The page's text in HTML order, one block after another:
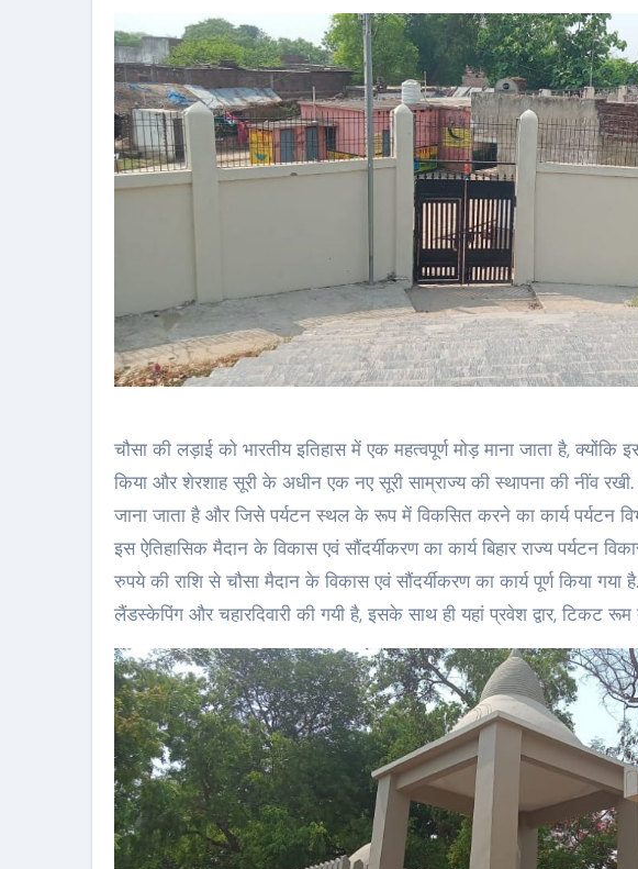
चौसा की लड़ाई को भारतीय इतिहास में एक महत्वपूर्ण मोड़ माना जाता है,
किया और शेरशाह सूरी के अधीन एक नए सूरी साम्राज्य की स्थापना की नींव
जाना जाता है और जिसे पर्यटन स्थल के रूप में विकसित करने का कार्य पर्यटन
इस ऐतिहासिक मैदान के विकास एवं सौंदर्यीकरण का कार्य बिहार राज्य पर्यटन
रुपये की राशि से चौसा मैदान के विकास एवं सौंदर्यीकरण का कार्य पूर्ण किया
लैंडस्केपिंग और चहारदिवारी की गयी है, इसके साथ ही यहां प्रवेश द्वार, टिकट रूम